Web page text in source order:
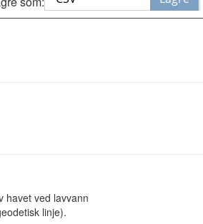
havet ved lavvann
linje).